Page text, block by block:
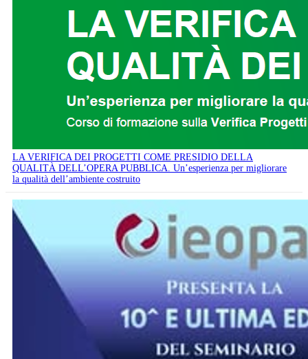
LA VERIFICA DEI PROGETTI COME PRESIDIO DELLA
QUALITÀ DELL’OPERA PUBBLICA. Un’esperienza per migliorare
la qualità dell’ambiente costruito